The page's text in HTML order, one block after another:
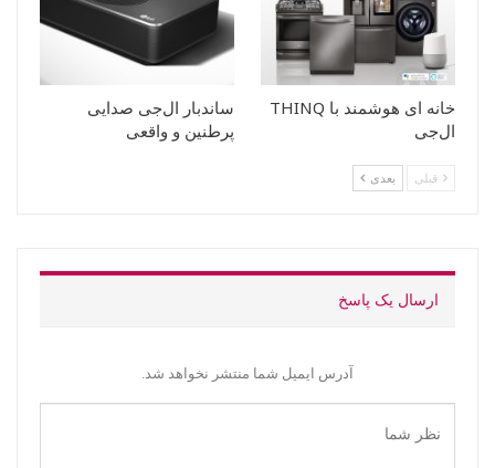
خانه ای هوشمند با THINQ
ال‌جی
ساندبار ال‌جی صدایی
پرطنین و واقعی
قبلی بعدی
ارسال یک پاسخ
آدرس ایمیل شما منتشر نخواهد شد.